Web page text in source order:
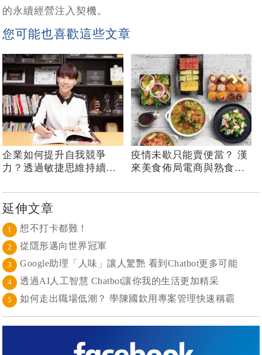
的永續經營注入契機。
您可能也喜歡這些文章
企業如何提升自我競爭
力？透過敏捷思維持續創
疫情未歇只能賣便當？ 漢
來美食佈局電商與熟食市
延伸文章
1 想不打卡都難！
2 從隱形邁向世界冠軍
3 Google助理「人味」讓人驚艷 看到Chatbot更多可能
4 透過AI人工智慧 Chatbot讓你我的生活更加精采
5 如何走出職場低潮？ 學陳國欽用專案管理快速稱霸